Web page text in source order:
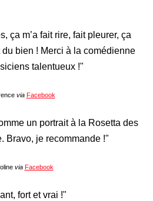
ça m’a fait rire, fait pleurer, ça
du bien ! Merci à la comédienne
talentueux !"
via Facebook
un portrait à la Rosetta des
Bravo, je recommande !"
via Facebook
fort et vrai !"